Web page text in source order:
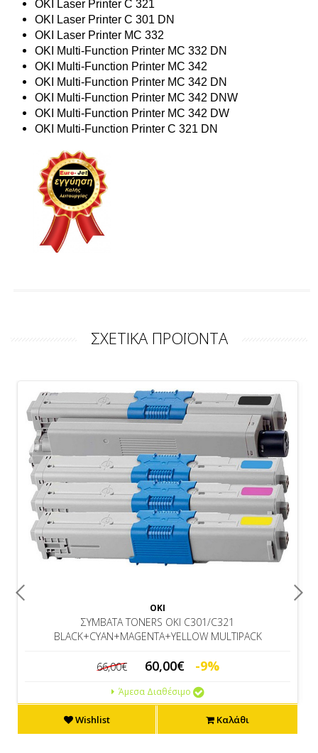
OKI Laser Printer C 321
OKI Laser Printer C 301 DN
OKI Laser Printer MC 332
OKI Multi-Function Printer MC 332 DN
OKI Multi-Function Printer MC 342
OKI Multi-Function Printer MC 342 DN
OKI Multi-Function Printer MC 342 DNW
OKI Multi-Function Printer MC 342 DW
OKI Multi-Function Printer C 321 DN
ΣΧΕΤΙΚΑ ΠΡΟΪΟΝΤΑ
OKI
ΣΥΜΒΑΤΑ TONERS OKI C301/C321
BLACK+CYAN+MAGENTA+YELLOW MULTIPACK
66,00€ 60,00€ -9%
Άμεσα Διαθέσιμο
Wishlist Καλάθι